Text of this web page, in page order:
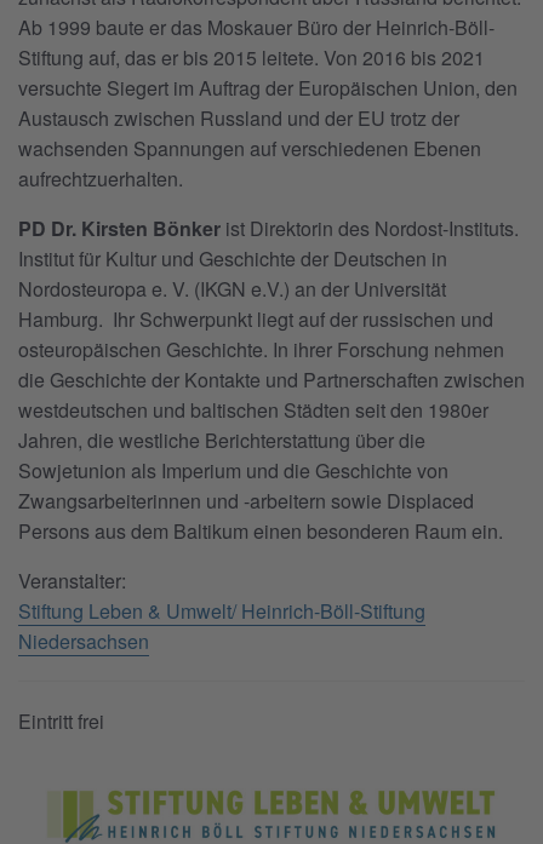
Ab 1999 baute er das Moskauer Büro der Heinrich-Böll-
Stiftung auf, das er bis 2015 leitete. Von 2016 bis 2021
versuchte Siegert im Auftrag der Europäischen Union, den
Austausch zwischen Russland und der EU trotz der
wachsenden Spannungen auf verschiedenen Ebenen
aufrechtzuerhalten.
PD Dr. Kirsten Bönker ist Direktorin des Nordost-Instituts.
Institut für Kultur und Geschichte der Deutschen in
Nordosteuropa e. V. (IKGN e.V.) an der Universität
Hamburg. Ihr Schwerpunkt liegt auf der russischen und
osteuropäischen Geschichte. In ihrer Forschung nehmen
die Geschichte der Kontakte und Partnerschaften zwischen
westdeutschen und baltischen Städten seit den 1980er
Jahren, die westliche Berichterstattung über die
Sowjetunion als Imperium und die Geschichte von
Zwangsarbeiterinnen und -arbeitern sowie Displaced
Persons aus dem Baltikum einen besonderen Raum ein.
Veranstalter:
Stiftung Leben & Umwelt/ Heinrich-Böll-Stiftung
Niedersachsen
Eintritt frei